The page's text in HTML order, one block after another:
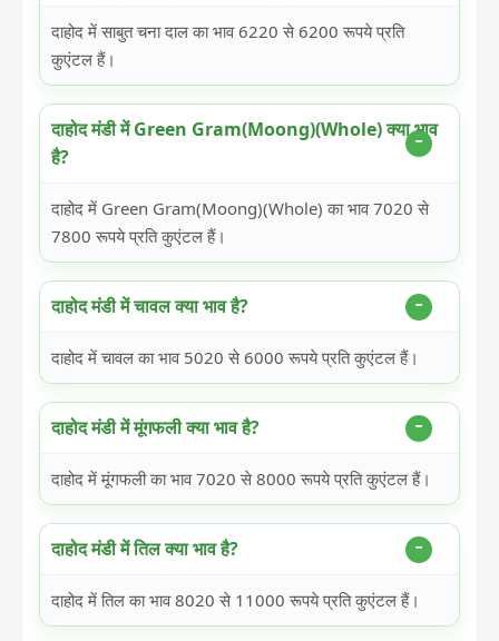
दाहोद में साबुत चना दाल का भाव 6220 से 6200 रूपये प्रति
कुएंटल हैं।
दाहोद मंडी में Green Gram(Moong)(Whole) क्या भाव
है?
दाहोद में Green Gram(Moong)(Whole) का भाव 7020 से
7800 रूपये प्रति कुएंटल हैं।
दाहोद मंडी में चावल क्या भाव है?
दाहोद में चावल का भाव 5020 से 6000 रूपये प्रति कुएंटल हैं।
दाहोद मंडी में मूंगफली क्या भाव है?
दाहोद में मूंगफली का भाव 7020 से 8000 रूपये प्रति कुएंटल हैं।
दाहोद मंडी में तिल क्या भाव है?
दाहोद में तिल का भाव 8020 से 11000 रूपये प्रति कुएंटल हैं।